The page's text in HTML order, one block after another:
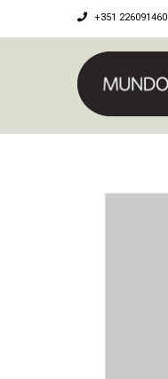
+351 226091460